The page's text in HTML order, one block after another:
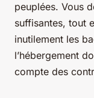
peuplées. Vous
suffisantes, tout
inutilement les
l’hébergement
compte des